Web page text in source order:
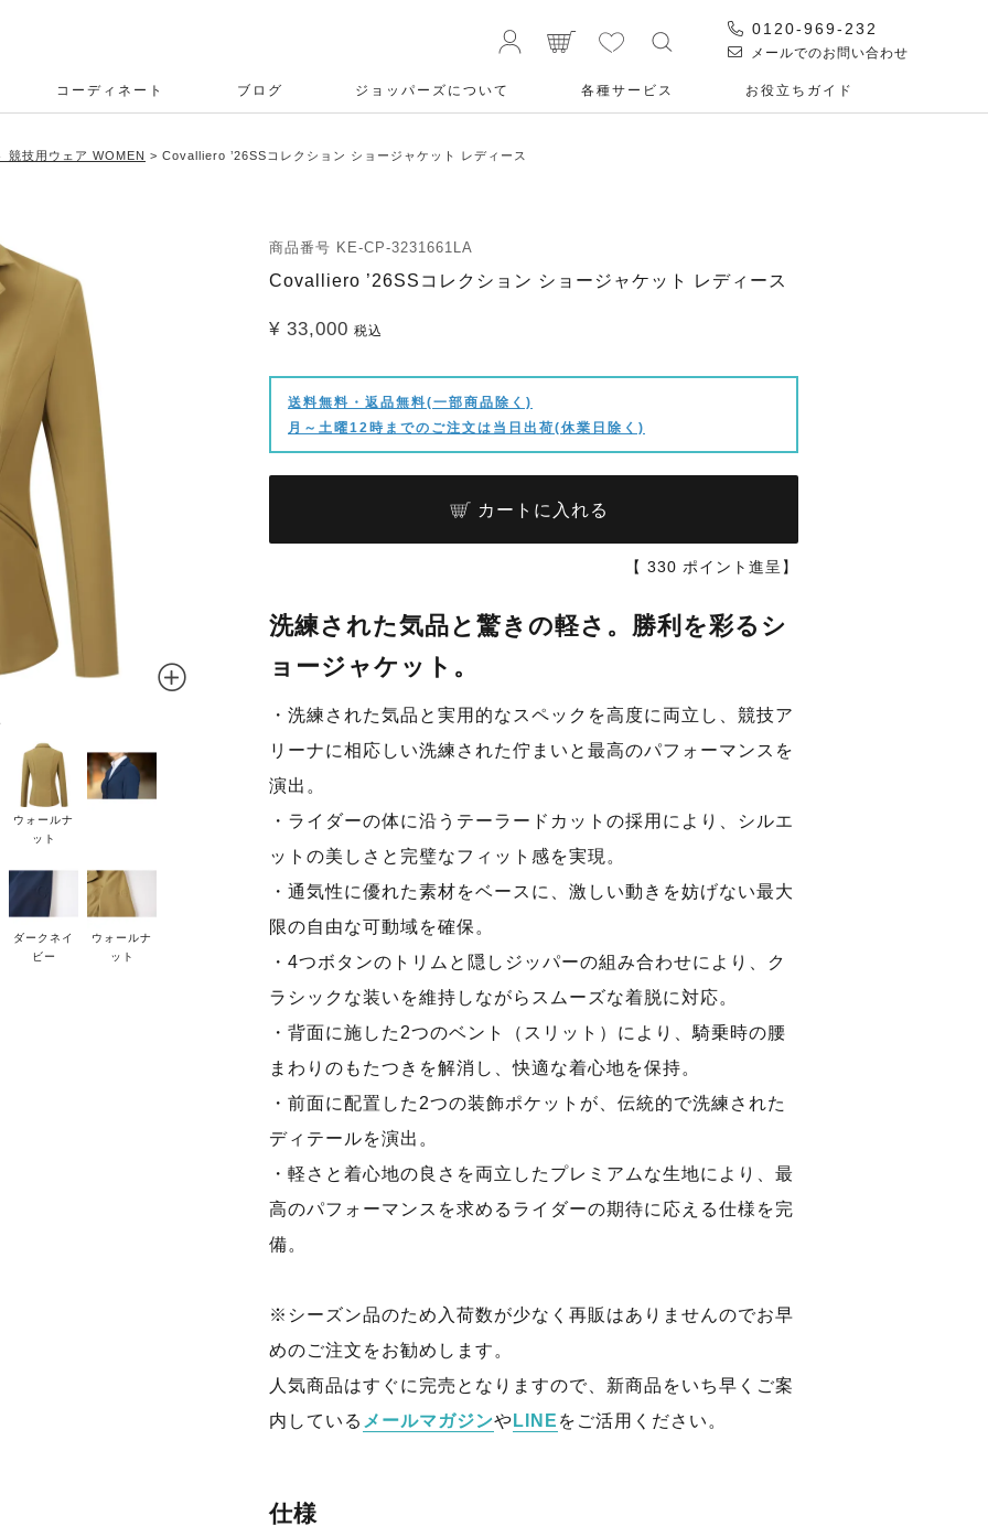
0120-969-232
メールでのお問い合わせ
コーディネート ブログ ジョッパーズについて 各種サービス お役⽴ちガイド
競技用ウェア WOMEN Covalliero ’26SSコレクション ショージャケット レディース
ウォールナ
ット
ダークネイ
ビー
ウォールナ
ット
商品番号 KE-CP-3231661LA
Covalliero ’26SSコレクション ショージャケット レディース
¥ 33,000 税込
送料無料・返品無料(一部商品除く)
月～土曜12時までのご注文は当日出荷(休業日除く)
カートに入れる
【 330 ポイント進呈】
洗練された気品と驚きの軽さ。勝利を彩るシ
ョージャケット。
・洗練された気品と実用的なスペックを高度に両立し、競技ア
リーナに相応しい洗練された佇まいと最高のパフォーマンスを
演出。
・ライダーの体に沿うテーラードカットの採用により、シルエ
ットの美しさと完璧なフィット感を実現。
・通気性に優れた素材をベースに、激しい動きを妨げない最大
限の自由な可動域を確保。
・4つボタンのトリムと隠しジッパーの組み合わせにより、ク
ラシックな装いを維持しながらスムーズな着脱に対応。
・背面に施した2つのベント（スリット）により、騎乗時の腰
まわりのもたつきを解消し、快適な着心地を保持。
・前面に配置した2つの装飾ポケットが、伝統的で洗練された
ディテールを演出。
・軽さと着心地の良さを両立したプレミアムな生地により、最
高のパフォーマンスを求めるライダーの期待に応える仕様を完
備。
※シーズン品のため入荷数が少なく再販はありませんのでお早
めのご注文をお勧めします。
人気商品はすぐに完売となりますので、新商品をいち早くご案
内している メールマガジンや LINE をご活用ください。
仕様